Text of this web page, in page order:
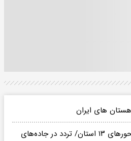
های ایران
بارش برف و باران در محورهای ۱۳ استان/ تردد در جاده‌های